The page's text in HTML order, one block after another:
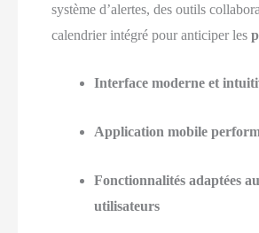
système d’alertes, des outils
calendrier intégré pour anticiper les
Interface moderne et
Application mobile
Fonctionnalités adaptées
utilisateurs